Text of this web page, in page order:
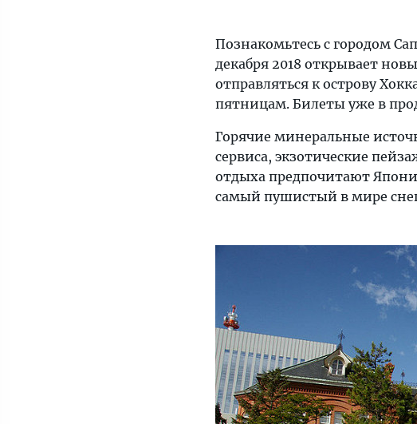
Познакомьтесь с городом
декабря 2018 открывает
отправляться к острову
пятницам. Билеты уже в
Горячие минеральные
сервиса, экзотические
отдыха предпочитают
самый пушистый в мире